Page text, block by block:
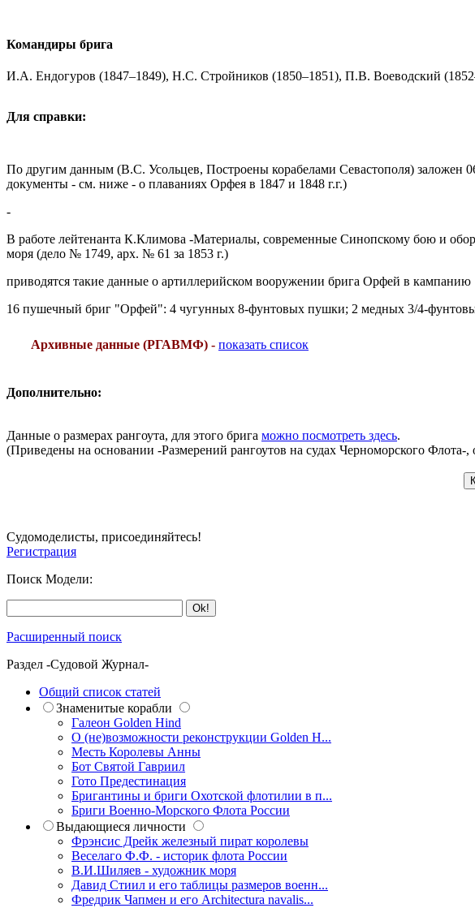
Командиры брига
И.А. Ендогуров (1847–1849), Н.С. Стройников (1850–1851), П.В. Воеводский
Для справки:
По другим данным (В.С. Усольцев, Построены корабелами Севастополя) заложен
документы - см. ниже - о плаваниях Орфея в 1847 и 1848 г.г.)
-
В работе лейтенанта К.Климова -Материалы, современные Синопскому бою и
моря (дело № 1749, арх. № 61 за 1853 г.)
приводятся такие данные о артиллерийском вооружении брига Орфей в кампанию
16 пушечный бриг "Орфей": 4 чугунных 8-фунтовых пушки; 2 медных 3/4-
Архивные данные (РГАВМФ) - показать список
Дополнительно:
Данные о размерах рангоута, для этого брига можно посмотреть здесь.
(Приведены на основании -Размерений рангоутов на судах Черноморского Флота-,
Судомоделисты, присоединяйтесь!
Регистрация
Поиск Модели:
Расширенный поиск
Раздел -Судовой Журнал-
Общий список статей
Знаменитые корабли
Галеон Golden Hind
О (не)возможности реконструкции Golden H...
Месть Королевы Анны
Бот Святой Гавриил
Гото Предестинация
Бригантины и бриги Охотской флотилии в п...
Бриги Военно-Морского Флота России
Выдающиеся личности
Фрэнсис Дрейк железный пират королевы
Веселаго Ф.Ф. - историк флота России
В.И.Шиляев - художник моря
Давид Стиил и его таблицы размеров военн...
Фредрик Чапмен и его Architectura navalis...